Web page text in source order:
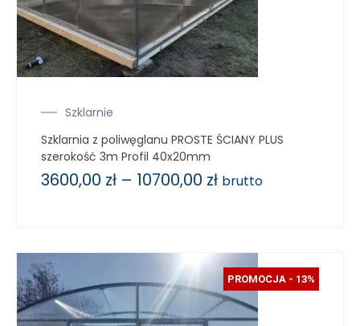
Szklarnie
Szklarnia z poliwęglanu PROSTE ŚCIANY PLUS
szerokość 3m Profil 40x20mm
3600,00 zł – 10700,00 zł brutto
PROMOCJA - 13%